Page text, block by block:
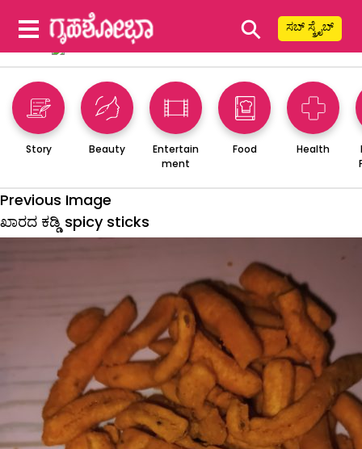
⚲ ಸಬ್ ಸ್ಕ್ರೈಬ್
Story Beauty
Entertain
ment
Food Health
Previous Image
ಖಾರದ ಕಡ್ಡಿ spicy sticks